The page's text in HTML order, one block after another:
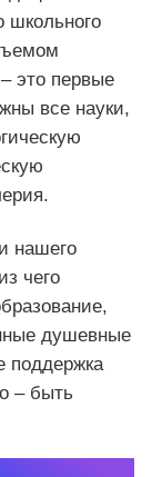
школьного
это первые
все науки,
нашего
чего
душевные
поддержка
– быть